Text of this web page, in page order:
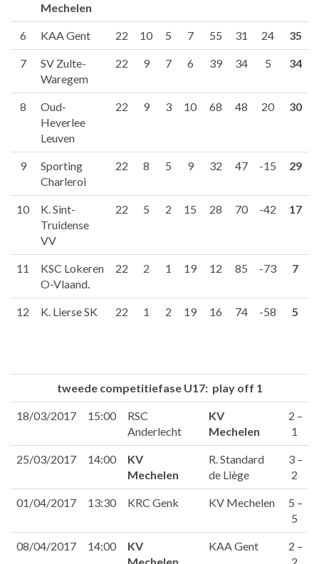
Mechelen
6 KAA Gent 22 10 5 7 55 31 24 35
7
SV Zulte-
Waregem
22 9 7 6 39 34 5 34
8
Oud-
Heverlee
Leuven
22 9 3 10 68 48 20 30
9
Sporting
Charleroi
22 8 5 9 32 47 -15 29
10
K. Sint-
Truidense
VV
22 5 2 15 28 70 -42 17
11
KSC Lokeren
O-Vlaand.
22 2 1 19 12 85 -73 7
12 K. Lierse SK 22 1 2 19 16 74 -58 5
tweede competitiefase U17: play off 1
18/03/2017 15:00
RSC
Anderlecht
KV
Mechelen
2 –
1
25/03/2017 14:00
KV
Mechelen
R. Standard
de Liège
3 –
2
01/04/2017 13:30 KRC Genk KV Mechelen
5 –
5
08/04/2017 14:00
KV
KAA Gent
2 –